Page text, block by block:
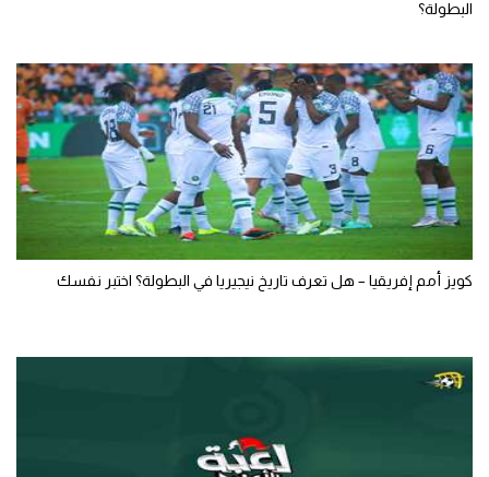
البطولة؟
كويز أمم إفريقيا – هل تعرف تاريخ نيجيريا في البطولة؟ اختبر نفسك